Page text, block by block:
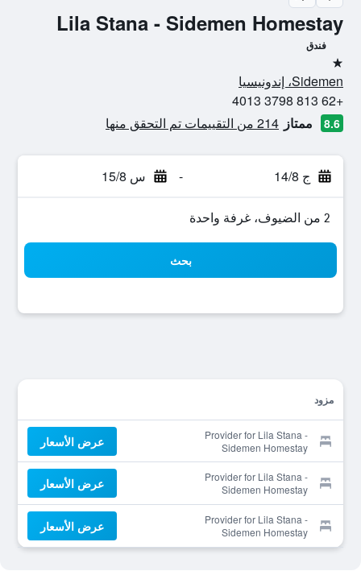
Lila Stana - Sidemen Homestay
فندق
نجمة واحدة
Sidemen، إندونيسيا
+62 813 3798 4013
8.6 ممتاز 214 من التقييمات تم التحقق منها
ج 14/8 - س 15/8
2 من الضيوف، غرفة واحدة
بحث
مزود
Provider for Lila Stana -
Sidemen Homestay
عرض الأسعار
Provider for Lila Stana -
Sidemen Homestay
عرض الأسعار
Provider for Lila Stana -
Sidemen Homestay
عرض الأسعار